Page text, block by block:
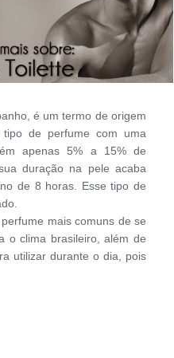
, é um termo de origem
de perfume com uma
apenas 5% a 15% de
duração na pele acaba
de 8 horas. Esse tipo de
mais comuns de se
o clima brasileiro, além de
utilizar durante o dia, pois